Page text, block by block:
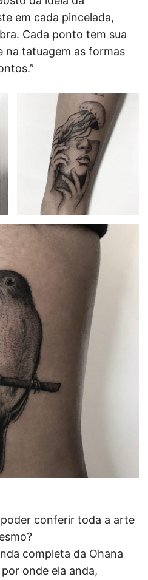
em cada pincelada,
Cada ponto tem sua
na tatuagem as formas
conferir toda a arte
completa da Ohana
onde ela anda,